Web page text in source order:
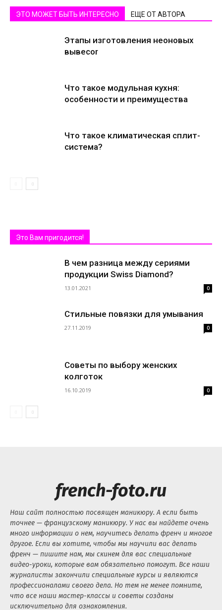
ЭТО МОЖЕТ БЫТЬ ИНТЕРЕСНО ЕЩЕ ОТ АВТОРА
Этапы изготовления неоновых
вывесоr
Что такое модульная кухня:
особенности и преимущества
Что такое климатическая сплит-
система?
Это Вам пригодится!
В чем разница между сериями
продукции Swiss Diamond?
13.01.2021 0
Стильные повязки для умывания
27.11.2019 0
Советы по выбору женских
колготок
16.10.2019 0
french-foto.ru
Наш сайт полностью посвящен маникюру. А если быть
точнее — французскому маникюру. У нас вы найдете очень
много информации о нем, научитесь делать френч и многое
другое. Если вы хотите, чтобы мы научили вас делать
френч — пишите нам, мы скинем для вас специальные
видео-уроки, которые вам обязательно помогут. Все наши
журналисты закончили специальные курсы и являются
профессионалами своего дела. Но тем не менее помните,
что все наши мастер-классы и советы созданы
исключительно для ознакомления.